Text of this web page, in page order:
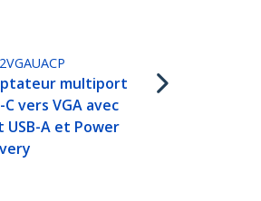
multiport
C vers VGA avec
USB-A et Power